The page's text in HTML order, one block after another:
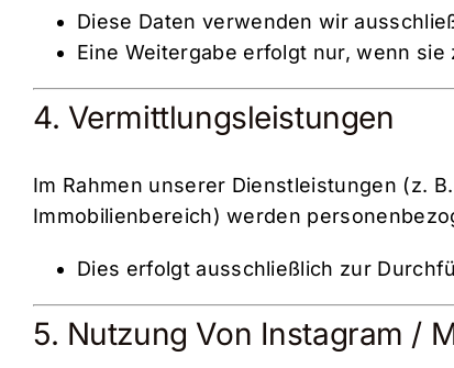
Diese Daten verwenden wir
Eine Weitergabe erfolgt nur, wenn
4. Vermittlungsleistungen
Im Rahmen unserer Dienstleistungen (z.
Immobilienbereich) werden
Dies erfolgt ausschließlich zur
5. Nutzung Von Instagram /